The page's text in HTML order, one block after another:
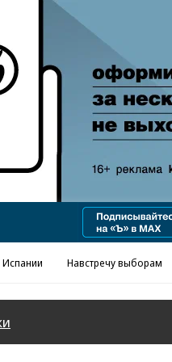
ad
Навстречу выборам